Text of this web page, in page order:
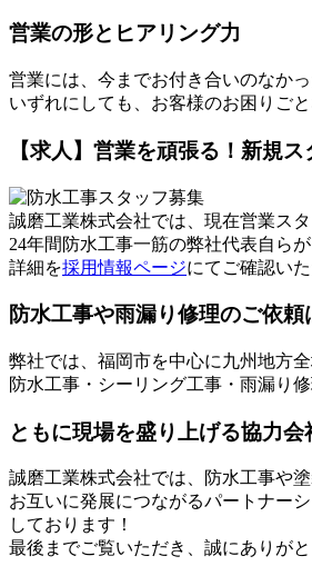
営業の形とヒアリング力
営業には、今までお付き合いのなか
いずれにしても、お客様のお困りご
【求人】営業を頑張る！新規
誠磨工業株式会社では、現在営業ス
24年間防水工事一筋の弊社代表自ら
詳細を採用情報ページにてご確認い
防水工事や雨漏り修理のご依頼
弊社では、福岡市を中心に九州地方
防水工事・シーリング工事・雨漏り
ともに現場を盛り上げる協力会
誠磨工業株式会社では、防水工事や
お互いに発展につながるパートナー
しております！
最後までご覧いただき、誠にありがと